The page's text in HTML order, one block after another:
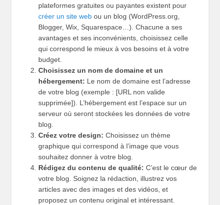
plateformes gratuites ou payantes existent pour
créer un site web ou un blog (WordPress.org,
Blogger, Wix, Squarespace…). Chacune a ses
avantages et ses inconvénients, choisissez celle
qui correspond le mieux à vos besoins et à votre
budget.
Choisissez un nom de domaine et un
hébergement: Le nom de domaine est l’adresse
de votre blog (exemple : [URL non valide
supprimée]). L’hébergement est l’espace sur un
serveur où seront stockées les données de votre
blog.
Créez votre design: Choisissez un thème
graphique qui correspond à l’image que vous
souhaitez donner à votre blog.
Rédigez du contenu de qualité: C’est le cœur de
votre blog. Soignez la rédaction, illustrez vos
articles avec des images et des vidéos, et
proposez un contenu original et intéressant.